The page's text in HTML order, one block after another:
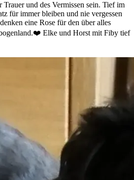
und des Vermissen sein. Tief im
für immer bleiben und nie vergessen
eine Rose für den über alles
Elke und Horst mit Fiby tief